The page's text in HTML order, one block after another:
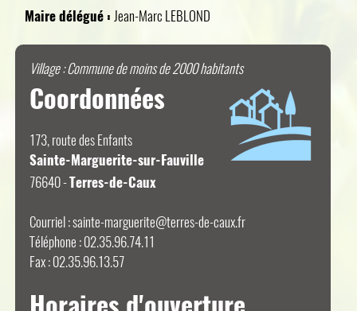
Maire délégué : Jean-Marc LEBLOND
Village : Commune de moins de 2000 habitants
Coordonnées
173, route des Enfants
Sainte-Marguerite-sur-Fauville
76640 -Terres-de-Caux
Courriel :sainte-marguerite@terres-de-caux.fr
Téléphone : 02.35.96.74.11
Fax : 02.35.96.13.57